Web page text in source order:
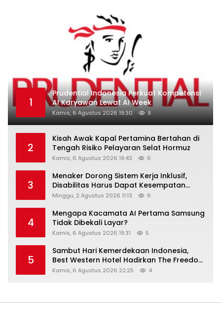
1
Prudential Indonesia Perkuat Kompetensi
AI Karyawan Lewat AI Week
Kamis, 6 Agustus 2026 19:30 9
2
Kisah Awak Kapal Pertamina Bertahan di
Tengah Risiko Pelayaran Selat Hormuz
Kamis, 6 Agustus 2026 19:43 6
3
Menaker Dorong Sistem Kerja Inklusif,
Disabilitas Harus Dapat Kesempatan
Setara
Minggu, 2 Agustus 2026 11:13 6
4
Mengapa Kacamata AI Pertama Samsung
Tidak Dibekali Layar?
Kamis, 6 Agustus 2026 19:31 5
5
Sambut Hari Kemerdekaan Indonesia,
Best Western Hotel Hadirkan The Freedom
Stay Diskon Hingga 45%
Kamis, 6 Agustus 2026 22:25 4